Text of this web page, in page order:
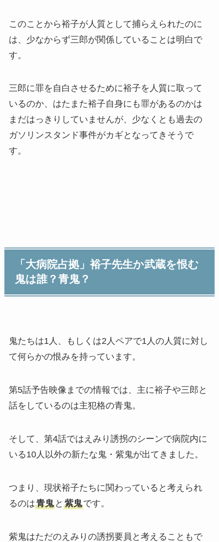
このことから裕子が人質として捕らえられたのに
は、少なからず三郎が関係していることは明白で
す。
三郎に罪を自白させるために裕子を人質に取って
いるのか、はたまた裕子自身にも罪があるのかは
まだはっきりしていませんが、少なくとも過去の
ガソリンスタンド事件がカギとなってきそうで
す。
「大病院占拠」裕子先生か武蔵を恨む
鬼は誰？青鬼？
鬼たちは1人、もしくは2人ペアで1人の人質に対し
て何らかの恨みを持っています。
第5話予告映像までの情報では、主に裕子や三郎と
話をしているのは主犯格の青鬼。
そして、第4話ではえみり誘拐のシーンで病院内に
いる10人以外の新たな鬼・紫鬼が出てきました。
つまり、現状裕子たちに関わっていると考えられ
るのは青鬼と 紫鬼です。
紫鬼はただのえみりの誘拐要員と考えることもで